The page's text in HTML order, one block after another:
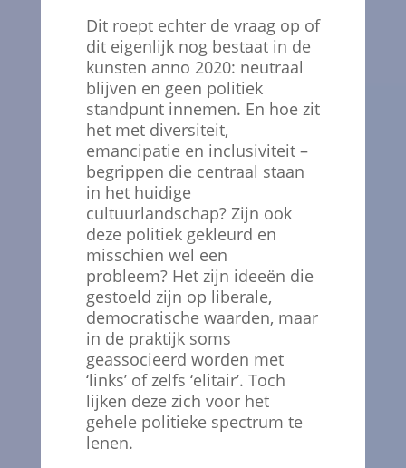
Dit roept echter de vraag op of
dit eigenlijk nog bestaat in de
kunsten anno 2020: neutraal
blijven en geen politiek
standpunt innemen. En hoe zit
het met diversiteit,
emancipatie en inclusiviteit –
begrippen die centraal staan
in het huidige
cultuurlandschap? Zijn ook
deze politiek gekleurd en
misschien wel een
probleem? Het zijn ideeën die
gestoeld zijn op liberale,
democratische waarden, maar
in de praktijk soms
geassocieerd worden met
‘links’ of zelfs ‘elitair’. Toch
lijken deze zich voor het
gehele politieke spectrum te
lenen.